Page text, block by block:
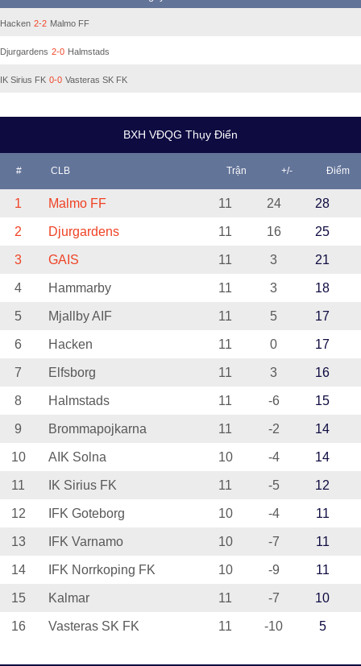
Hacken 2-2 Malmo FF
Djurgardens 2-0 Halmstads
IK Sirius FK 0-0 Vasteras SK FK
BXH VĐQG Thụy Điển
# CLB Trận +/- Điểm
1 Malmo FF 11 24 28
2 Djurgardens 11 16 25
3 GAIS 11 3 21
4 Hammarby 11 3 18
5 Mjallby AIF 11 5 17
6 Hacken 11 0 17
7 Elfsborg 11 3 16
8 Halmstads 11 -6 15
9 Brommapojkarna 11 -2 14
10 AIK Solna 10 -4 14
11 IK Sirius FK 11 -5 12
12 IFK Goteborg 10 -4 11
13 IFK Varnamo 10 -7 11
14 IFK Norrkoping FK 10 -9 11
15 Kalmar 11 -7 10
16 Vasteras SK FK 11 -10 5